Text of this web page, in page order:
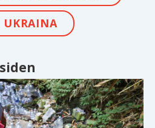
UKRAINA